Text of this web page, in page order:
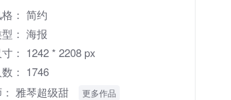
： 简约
： 海报
： 1242 * 2208 px
： 1746
雅琴超级甜
更多作品